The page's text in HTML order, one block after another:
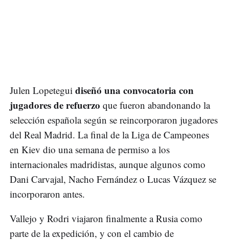
Julen Lopetegui diseñó una convocatoria con
jugadores de refuerzo que fueron abandonando la
selección española según se reincorporaron jugadores
del Real Madrid. La final de la Liga de Campeones
en Kiev dio una semana de permiso a los
internacionales madridistas, aunque algunos como
Dani Carvajal, Nacho Fernández o Lucas Vázquez se
incorporaron antes.
Vallejo y Rodri viajaron finalmente a Rusia como
parte de la expedición, y con el cambio de